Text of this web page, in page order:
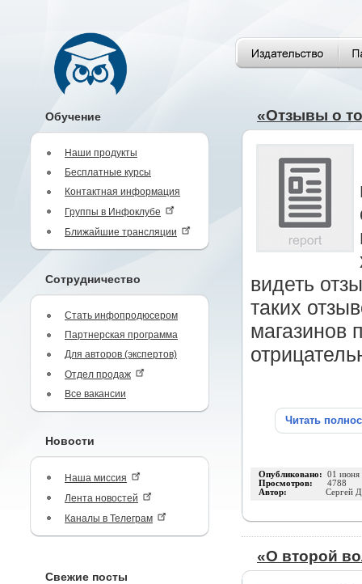
Обучение
Наши продукты
Бесплатные курсы
Контактная информация
Группы в Инфоклубе
Ближайшие трансляции
Сотрудничество
Стать инфопродюсером
Партнерская программа
Для авторов (экспертов)
Отдел продаж
Все вакансии
Новости
Наша миссия
Лента новостей
Каналы в Телеграм
Свежие посты
«Отзывы о
видеть
таких
магазинов
Читать
Опубликовано: 01 июня
Просмотров: 4788
Автор: Сергей
«О второй